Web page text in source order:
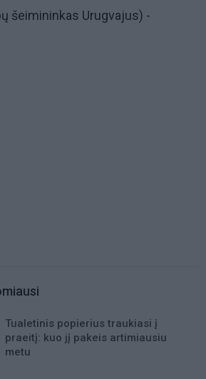
šeimininkas Urugvajus) -
Tualetinis popierius traukiasi į
praeitį: kuo jį pakeis artimiausiu
metu